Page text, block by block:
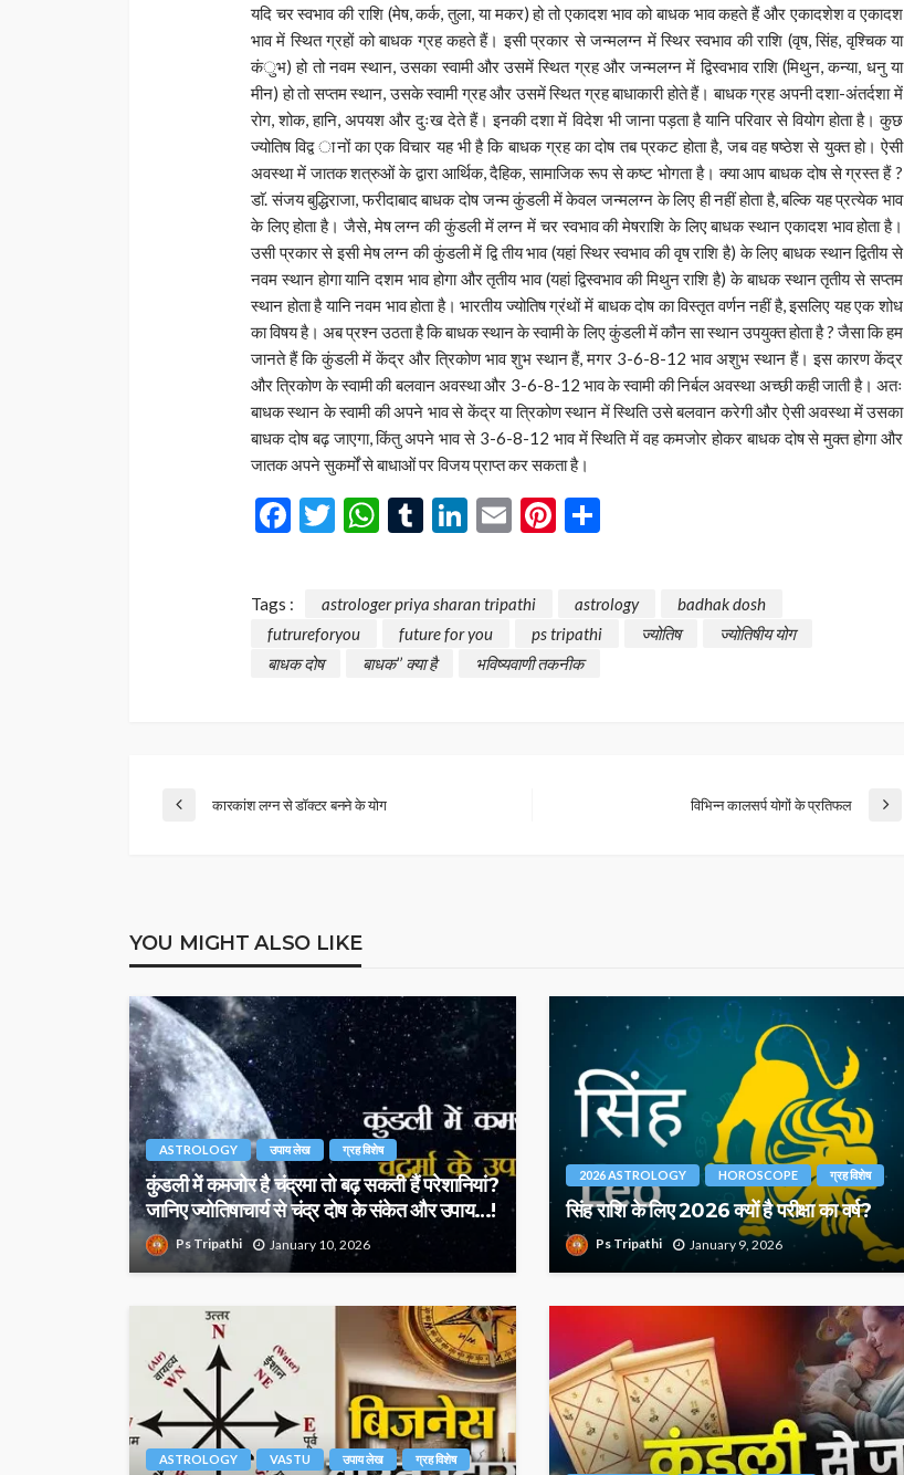
यदि चर स्वभाव की राशि (मेष, कर्क, तुला, या मकर) हो तो एकादश भाव को बाधक भाव कहते हैं और एकादशेश व एकादश
भाव में स्थित ग्रहों को बाधक ग्रह कहते हैं। इसी प्रकार से जन्मलग्न में स्थिर स्वभाव की राशि (वृष, सिंह, वृश्चिक या
कंुभ) हो तो नवम स्थान, उसका स्वामी और उसमें स्थित ग्रह और जन्मलग्न में द्विस्वभाव राशि (मिथुन, कन्या, धनु या
मीन) हो तो सप्तम स्थान, उसके स्वामी ग्रह और उसमें स्थित ग्रह बाधाकारी होते हैं। बाधक ग्रह अपनी दशा-अंतर्दशा में
रोग, शोक, हानि, अपयश और दुःख देते हैं। इनकी दशा में विदेश भी जाना पड़ता है यानि परिवार से वियोग होता है। कुछ
ज्योतिष विद्व ानों का एक विचार यह भी है कि बाधक ग्रह का दोष तब प्रकट होता है, जब वह षष्ठेश से युक्त हो। ऐसी
अवस्था में जातक शत्रुओं के द्वारा आर्थिक, दैहिक, सामाजिक रूप से कष्ट भोगता है। क्या आप बाधक दोष से ग्रस्त हैं ?
डाॅ. संजय बुद्धिराजा, फरीदाबाद बाधक दोष जन्म कुंडली में केवल जन्मलग्न के लिए ही नहीं होता है, बल्कि यह प्रत्येक भाव
के लिए होता है। जैसे, मेष लग्न की कुंडली में लग्न में चर स्वभाव की मेषराशि के लिए बाधक स्थान एकादश भाव होता है।
उसी प्रकार से इसी मेष लग्न की कुंडली में द्वि तीय भाव (यहां स्थिर स्वभाव की वृष राशि है) के लिए बाधक स्थान द्वितीय से
नवम स्थान होगा यानि दशम भाव होगा और तृतीय भाव (यहां द्विस्वभाव की मिथुन राशि है) के बाधक स्थान तृतीय से सप्तम
स्थान होता है यानि नवम भाव होता है। भारतीय ज्योतिष ग्रंथों में बाधक दोष का विस्तृत वर्णन नहीं है, इसलिए यह एक शोध
का विषय है। अब प्रश्न उठता है कि बाधक स्थान के स्वामी के लिए कुंडली में कौन सा स्थान उपयुक्त होता है ? जैसा कि हम
जानते हैं कि कुंडली में केंद्र और त्रिकोण भाव शुभ स्थान हैं, मगर 3-6-8-12 भाव अशुभ स्थान हैं। इस कारण केंद्र
और त्रिकोण के स्वामी की बलवान अवस्था और 3-6-8-12 भाव के स्वामी की निर्बल अवस्था अच्छी कही जाती है। अतः
बाधक स्थान के स्वामी की अपने भाव से केंद्र या त्रिकोण स्थान में स्थिति उसे बलवान करेगी और ऐसी अवस्था में उसका
बाधक दोष बढ़ जाएगा, किंतु अपने भाव से 3-6-8-12 भाव में स्थिति में वह कमजोर होकर बाधक दोष से मुक्त होगा और
जातक अपने सुकर्मों से बाधाओं पर विजय प्राप्त कर सकता है।
Facebook
Twitter
WhatsApp
Tumblr
LinkedIn
EmailPinterest
Tags : astrologer priya sharan tripathi astrology
badhak dosh
futrureforyou
future for you ps tripathi ज्योतिष
ज्योतिषीय योग
बाधक दोष
बाधक’’ क्या है भविष्यवाणी तकनीक
कारकांश लग्न से डॉक्टर बनने के योग विभिन्न कालसर्प योगों के प्रतिफल
YOU MIGHT ALSO LIKE
ASTROLOGY उपाय लेख ग्रह विशेष
कुंडली में कमजोर है चंद्रमा तो बढ़ सकती हैं परेशानियां?
जानिए ज्योतिषाचार्य से चंद्र दोष के संकेत और उपाय…!
Ps Tripathi January 10, 2026
2026 ASTROLOGY HOROSCOPE ग्रह विशेष
सिंह राशि के लिए 2026 क्यों है परीक्षा का वर्ष?
Ps Tripathi January 9, 2026
ASTROLOGY VASTU उपाय लेख ग्रह विशेष